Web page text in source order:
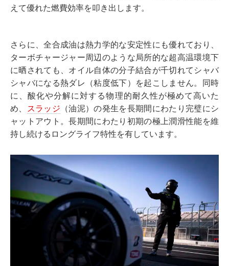
えて優れた燃費効率を叩き出します。
さらに、全合成油は熱力学的な安定性にも優れており、
ターボチャージャー周辺のような局所的な超高温環境下
に晒されても、オイル自体の分子結合が千切れてシャバ
シャバになる熱ダレ（粘度低下）を起こしません。同時
に、酸化や分解に対する物理的耐久性が極めて高いた
め、
スラッジ （油泥）の発生を長期間にわたり完璧にシ
ャットアウト。長期間にわたり初期の極上潤滑性能を維
持し続けるロングライフ特性を有しています。